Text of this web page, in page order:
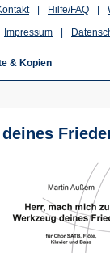
Hilfe/FAQ
Impressum
& Kopien